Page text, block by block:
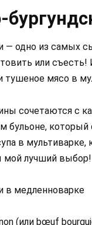
— одно из
или
тушеное мясо в
сочетаются с
бульоне,
в
мой лучший выбор!
в медленноварке
(или bœuf